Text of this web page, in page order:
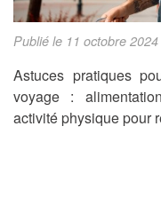
Publié le 11 octobre
Astuces pratiques
voyage :
activité physique pour